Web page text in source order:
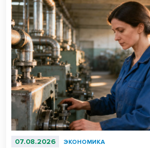
07.08.2026 ЭКОНОМИКА